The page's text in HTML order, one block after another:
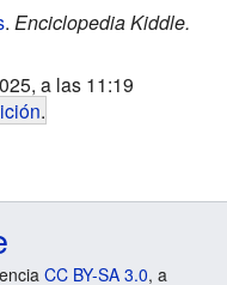
. Enciclopedia Kiddle.
a las 11:19
.
CC BY-SA 3.0, a